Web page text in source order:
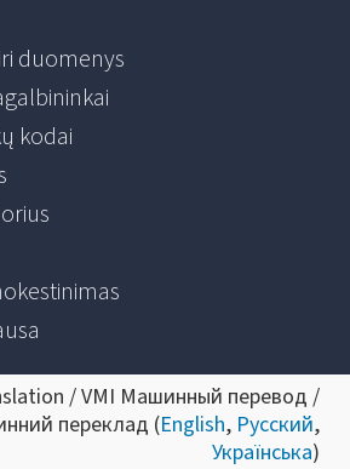
duomenys
kodai
/ VMI Машинный перевод /
переклад (English, Русский,
Українська)